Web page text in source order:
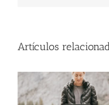
Artículos